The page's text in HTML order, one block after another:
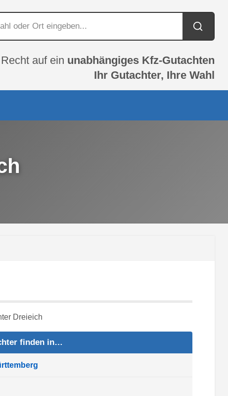
auf ein unabhängiges Kfz-Gutachten
Ihr Gutachter, Ihre Wahl
finden in…